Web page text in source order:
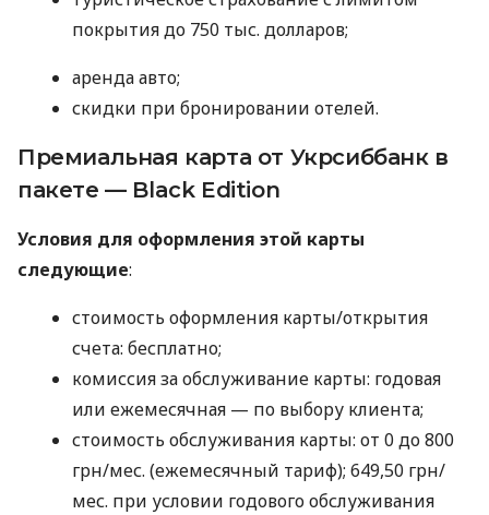
покрытия до 750 тыс. долларов;
аренда авто;
скидки при бронировании отелей.
Премиальная карта от Укрсиббанк в
пакете — Black Edition
Условия для оформления этой карты
следующие:
стоимость оформления карты/открытия
счета: бесплатно;
комиссия за обслуживание карты: годовая
или ежемесячная — по выбору клиента;
стоимость обслуживания карты: от 0 до 800
грн/мес. (ежемесячный тариф); 649,50 грн/
мес. при условии годового обслуживания